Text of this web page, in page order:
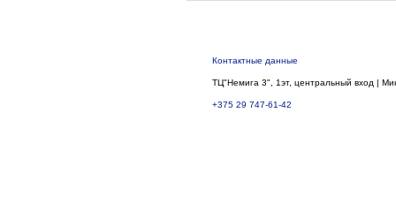
Контактные данные
ТЦ"Немига 3", 1эт, центральный вход |
+375 29 747-61-42